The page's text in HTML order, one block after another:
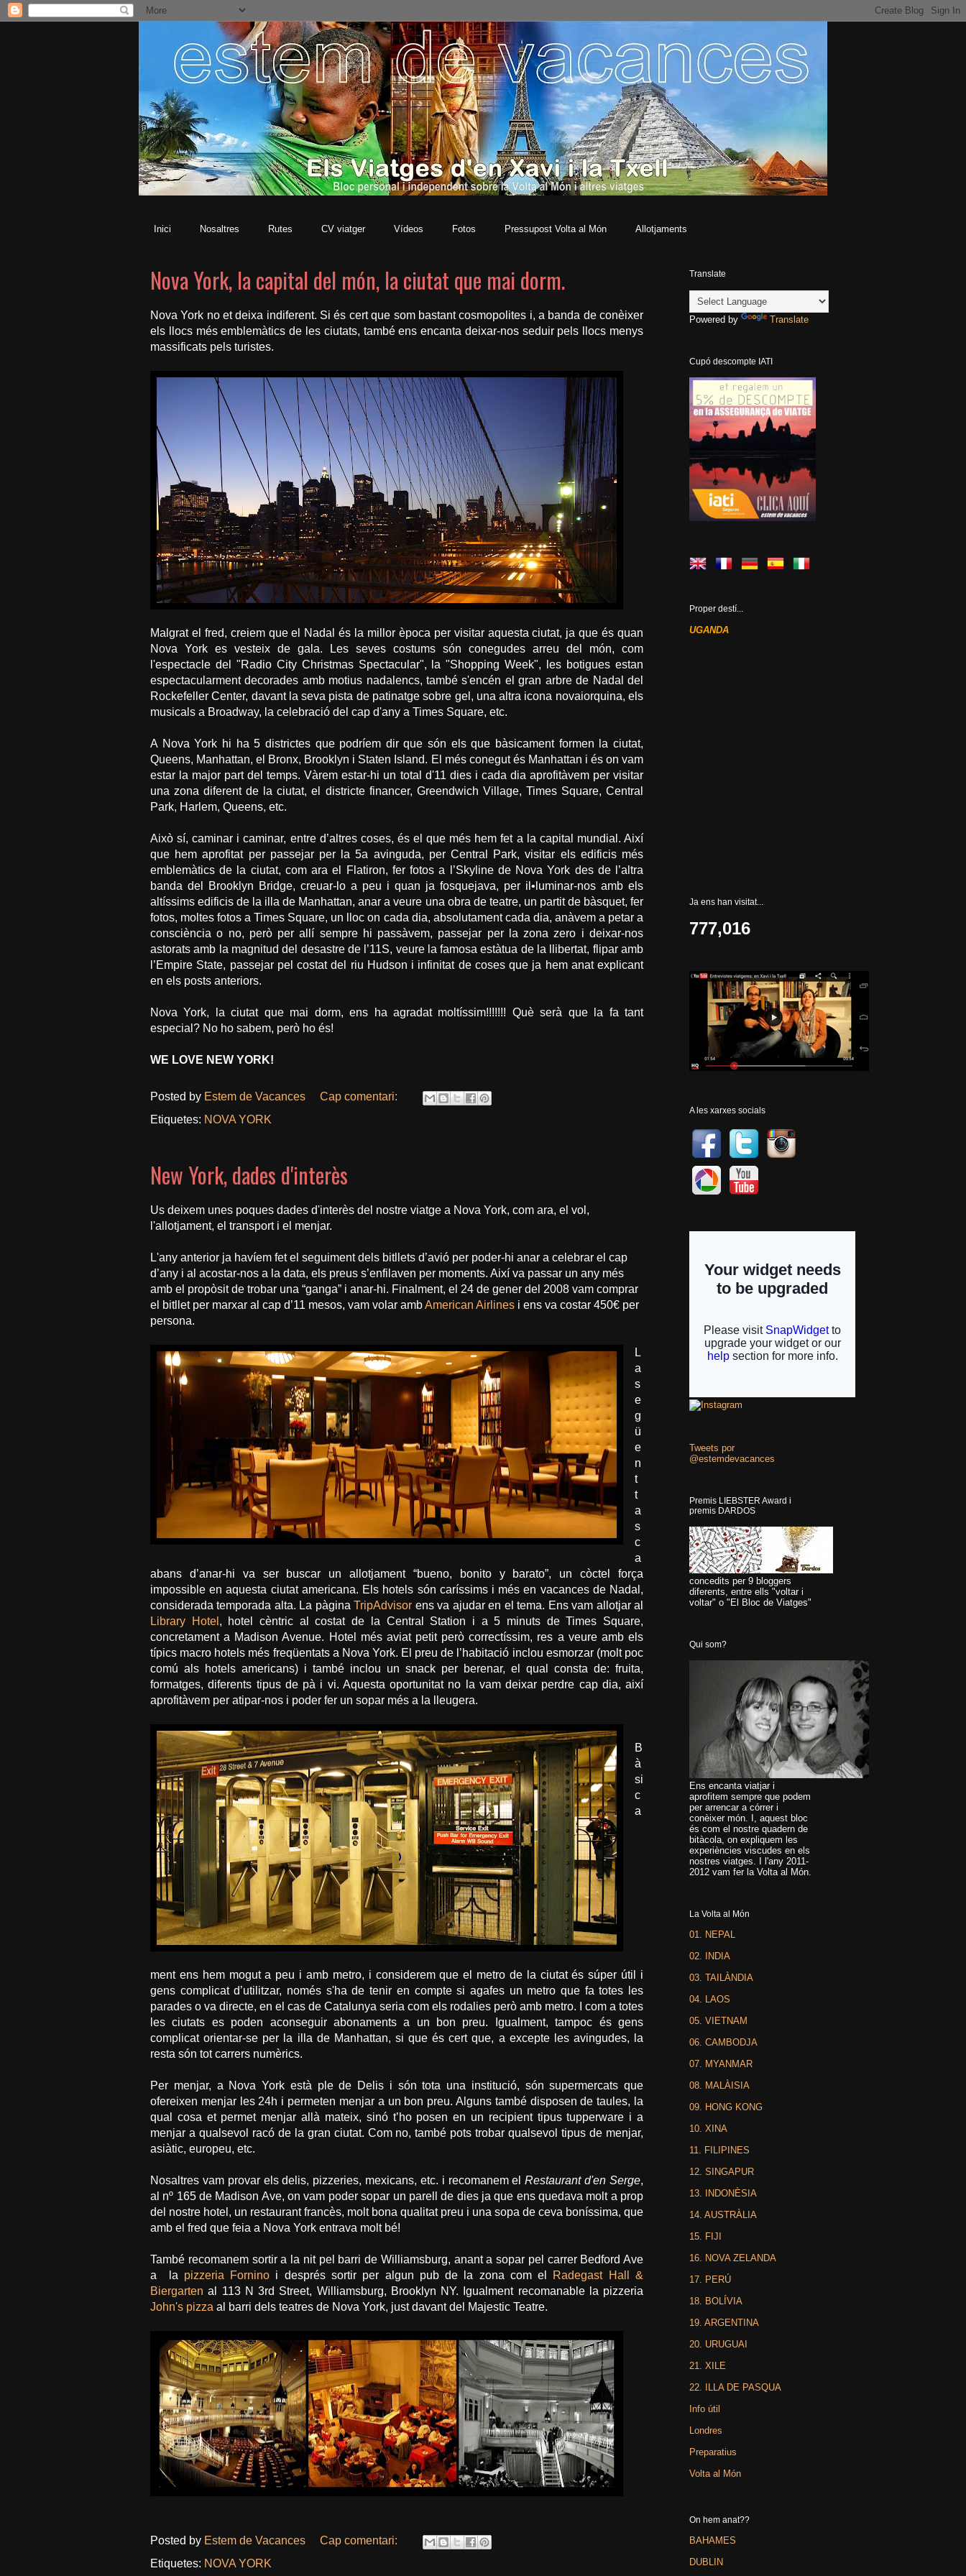
Inici Nosaltres Rutes CV viatger Vídeos Fotos Pressupost Volta al Món Allotjaments
Nova York, la capital del món, la ciutat que mai dorm.
Nova York no et deixa indiferent. Si és cert que som bastant cosmopolites i, a banda de conèixer
els llocs més emblemàtics de les ciutats, també ens encanta deixar-nos seduir pels llocs menys
massificats pels turistes.
Malgrat el fred, creiem que el Nadal és la millor època per visitar aquesta ciutat, ja que és quan
Nova York es vesteix de gala. Les seves costums són conegudes arreu del món, com
l'espectacle del "Radio City Christmas Spectacular", la "Shopping Week", les botigues estan
espectacularment decorades amb motius nadalencs, també s'encén el gran arbre de Nadal del
Rockefeller Center, davant la seva pista de patinatge sobre gel, una altra icona novaiorquina, els
musicals a Broadway, la celebració del cap d'any a Times Square, etc.
A Nova York hi ha 5 districtes que podríem dir que són els que bàsicament formen la ciutat,
Queens, Manhattan, el Bronx, Brooklyn i Staten Island. El més conegut és Manhattan i és on vam
estar la major part del temps. Vàrem estar-hi un total d'11 dies i cada dia aprofitàvem per visitar
una zona diferent de la ciutat, el districte financer, Greendwich Village, Times Square, Central
Park, Harlem, Queens, etc.
Això sí, caminar i caminar, entre d’altres coses, és el que més hem fet a la capital mundial. Així
que hem aprofitat per passejar per la 5a avinguda, per Central Park, visitar els edificis més
emblemàtics de la ciutat, com ara el Flatiron, fer fotos a l’Skyline de Nova York des de l’altra
banda del Brooklyn Bridge, creuar-lo a peu i quan ja fosquejava, per il•luminar-nos amb els
altíssims edificis de la illa de Manhattan, anar a veure una obra de teatre, un partit de bàsquet, fer
fotos, moltes fotos a Times Square, un lloc on cada dia, absolutament cada dia, anàvem a petar a
consciència o no, però per allí sempre hi passàvem, passejar per la zona zero i deixar-nos
astorats amb la magnitud del desastre de l’11S, veure la famosa estàtua de la llibertat, flipar amb
l’Empire State, passejar pel costat del riu Hudson i infinitat de coses que ja hem anat explicant
en els posts anteriors.
Nova York, la ciutat que mai dorm, ens ha agradat moltíssim!!!!!!! Què serà que la fa tant
especial? No ho sabem, però ho és!
WE LOVE NEW YORK!
Posted by Estem de Vacances
Cap comentari:
Etiquetes: NOVA YORK
New York, dades d'interès
Us deixem unes poques dades d'interès del nostre viatge a Nova York, com ara, el vol,
l'allotjament, el transport i el menjar.
L'any anterior ja havíem fet el seguiment dels bitllets d’avió per poder-hi anar a celebrar el cap
d’any i al acostar-nos a la data, els preus s’enfilaven per moments. Així va passar un any més
amb el propòsit de trobar una “ganga” i anar-hi. Finalment, el 24 de gener del 2008 vam comprar
el bitllet per marxar al cap d’11 mesos, vam volar ambAmerican Airlines i ens va costar 450€ per
persona.
L
a
s
e
g
ü
e
n
t
t
a
s
c
a
abans d’anar-hi va ser buscar un allotjament “bueno, bonito y barato”, un còctel força
impossible en aquesta ciutat americana. Els hotels són caríssims i més en vacances de Nadal,
considerada temporada alta. La pàginaTripAdvisor ens va ajudar en el tema. Ens vam allotjar al
Library Hotel , hotel cèntric al costat de la Central Station i a 5 minuts de Times Square,
concretament a Madison Avenue. Hotel més aviat petit però correctíssim, res a veure amb els
típics macro hotels més freqüentats a Nova York. El preu de l’habitació inclou esmorzar (molt poc
comú als hotels americans) i també inclou un snack per berenar, el qual consta de: fruita,
formatges, diferents tipus de pà i vi. Aquesta oportunitat no la vam deixar perdre cap dia, així
aprofitàvem per atipar-nos i poder fer un sopar més a la lleugera.
B
à
si
c
a
ment ens hem mogut a peu i amb metro, i considerem que el metro de la ciutat és súper útil i
gens complicat d’utilitzar, només s'ha de tenir en compte si agafes un metro que fa totes les
parades o va directe, en el cas de Catalunya seria com els rodalies però amb metro. I com a totes
les ciutats es poden aconseguir abonaments a un bon preu. Igualment, tampoc és gens
complicat orientar-se per la illa de Manhattan, si que és cert que, a excepte les avingudes, la
resta són tot carrers numèrics.
Per menjar, a Nova York està ple de Delis i són tota una institució, són supermercats que
ofereixen menjar les 24h i permeten menjar a un bon preu. Alguns també disposen de taules, la
qual cosa et permet menjar allà mateix, sinó t’ho posen en un recipient tipus tupperware i a
menjar a qualsevol racó de la gran ciutat. Com no, també pots trobar qualsevol tipus de menjar,
asiàtic, europeu, etc.
Nosaltres vam provar els delis, pizzeries, mexicans, etc. i recomanem elRestaurant d'en Serge,
al nº 165 de Madison Ave, on vam poder sopar un parell de dies ja que ens quedava molt a prop
del nostre hotel, un restaurant francès, molt bona qualitat preu i una sopa de ceva boníssima, que
amb el fred que feia a Nova York entrava molt bé!
També recomanem sortir a la nit pel barri de Williamsburg, anant a sopar pel carrer Bedford Ave
a la pizzeria Fornino i després sortir per algun pub de la zona com el Radegast Hall &
Biergarten al 113 N 3rd Street, Williamsburg, Brooklyn NY. Igualment recomanable la pizzeria
John's pizza al barri dels teatres de Nova York, just davant del Majestic Teatre.
Posted by Estem de Vacances
Cap comentari:
Etiquetes: NOVA YORK
Translate
Powered by Translate
Cupó descompte IATI
Proper destí...
UGANDA
Ja ens han visitat...
777,016
A les xarxes socials
Tweets por
@estemdevacances
Premis LIEBSTER Award i
premis DARDOS
concedits per 9 bloggers
diferents, entre ells "voltar i
voltar" o "El Bloc de Viatges"
Qui som?
Ens encanta viatjar i
aprofitem sempre que podem
per arrencar a córrer i
conèixer món. I, aquest bloc
és com el nostre quadern de
bitàcola, on expliquem les
experiències viscudes en els
nostres viatges. I l'any 2011-
2012 vam fer la Volta al Món.
La Volta al Món
01. NEPAL
02. INDIA
03. TAILÀNDIA
04. LAOS
05. VIETNAM
06. CAMBODJA
07. MYANMAR
08. MALÀISIA
09. HONG KONG
10. XINA
11. FILIPINES
12. SINGAPUR
13. INDONÈSIA
14. AUSTRÀLIA
15. FIJI
16. NOVA ZELANDA
17. PERÚ
18. BOLÍVIA
19. ARGENTINA
20. URUGUAI
21. XILE
22. ILLA DE PASQUA
Info útil
Londres
Preparatius
Volta al Món
On hem anat??
BAHAMES
DUBLIN